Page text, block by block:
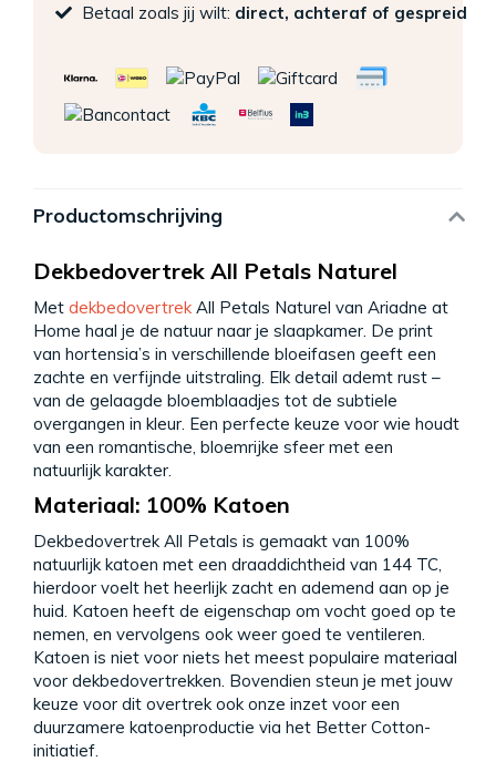
Betaal zoals jij wilt: direct, achteraf of gespreid
Productomschrijving
Dekbedovertrek All Petals Naturel
Met dekbedovertrek All Petals Naturel van Ariadne at
Home haal je de natuur naar je slaapkamer. De print
van hortensia’s in verschillende bloeifasen geeft een
zachte en verfijnde uitstraling. Elk detail ademt rust –
van de gelaagde bloemblaadjes tot de subtiele
overgangen in kleur. Een perfecte keuze voor wie houdt
van een romantische, bloemrijke sfeer met een
natuurlijk karakter.
Materiaal: 100% Katoen
Dekbedovertrek All Petals is gemaakt van 100%
natuurlijk katoen met een draaddichtheid van 144 TC,
hierdoor voelt het heerlijk zacht en ademend aan op je
huid. Katoen heeft de eigenschap om vocht goed op te
nemen, en vervolgens ook weer goed te ventileren.
Katoen is niet voor niets het meest populaire materiaal
voor dekbedovertrekken. Bovendien steun je met jouw
keuze voor dit overtrek ook onze inzet voor een
duurzamere katoenproductie via het Better Cotton-
initiatief.